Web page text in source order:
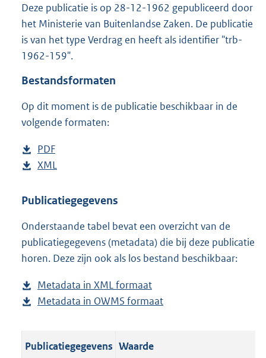
e
:
1
Deze publicatie is op 28-12-1962 gepubliceerd door
het Ministerie van Buitenlandse Zaken. De publicatie
is van het type Verdrag en heeft als identifier "trb-
1962-159".
Bestandsformaten
Op dit moment is de publicatie beschikbaar in de
volgende formaten:
D
o
n
o
a
d
u
b
i
PDF
e
t
n
d
s
r
o
t
D
w
l
o
a
p
u
l
XML
s
a
n
d
g
r
o
Publicatiegegevens
Onderstaande tabel bevat een overzicht van de
publicatiegegevens (metadata) die bij deze publicatie
horen. Deze zijn ook als los bestand beschikbaar:
Metadata in XML formaat
e
a
Metadata in OWMS formaat
Publicatiegegevens Waarde